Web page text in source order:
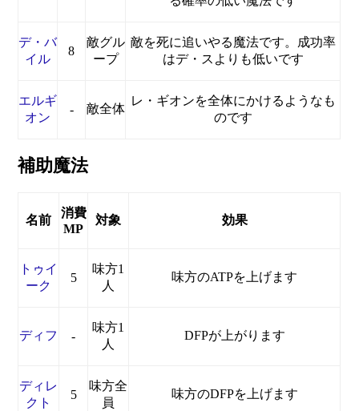
デ・バ
イル
8
敵グル
ープ
敵を死に追いやる魔法です。成功率
はデ・スよりも低いです
エルギ
オン
- 敵全体
レ・ギオンを全体にかけるようなも
のです
補助魔法
名前
消費
MP
対象 効果
トゥイ
ーク
5
味方1
人
味方のATPを上げます
ディフ -
味方1
人
DFPが上がります
ディレ
クト
5
味方全
員
味方のDFPを上げます